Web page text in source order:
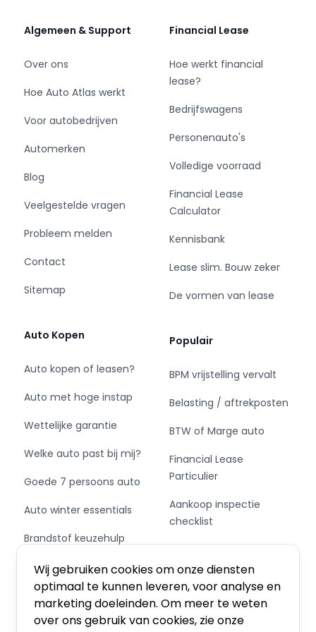
Wij gebruiken cookies om onze diensten
optimaal te kunnen leveren, voor analyse en
marketing doeleinden. Om meer te weten
over ons gebruik van cookies, zie onze
doorgaans uit ruim 400 voertuigen en is
afkomstig van zorgvuldig geselecteerde en
leasemaatschappijen.
Wij begrijpen als geen ander dat een
bedrijfswagen aanschaffen een hele uitgave is
en soms niet gelegen komt.
Wij kunnen met u meedenken in passende
financieringsmogelijkheden.
bent u bij Van der Wal Vans V.O.F. aan het juiste
adres!
Algemeen & Support
Over ons
Hoe Auto Atlas werkt
Voor autobedrijven
Automerken
Blog
Veelgestelde vragen
Probleem melden
Contact
Sitemap
Auto Kopen
Auto kopen of leasen?
Auto met hoge instap
Wettelijke garantie
Welke auto past bij mij?
Goede 7 persoons auto
Auto winter essentials
Brandstof keuzehulp
Schakel of automaat?
Financial Lease
Hoe werkt financial
lease?
Bedrijfswagens
Personenauto's
Volledige voorraad
Financial Lease
Calculator
Kennisbank
Lease slim. Bouw zeker
De vormen van lease
Populair
BPM vrijstelling vervalt
Belasting / aftrekposten
BTW of Marge auto
Financial Lease
Particulier
Aankoop inspectie
checklist
Private Leasen,
Financieren of Kopen?